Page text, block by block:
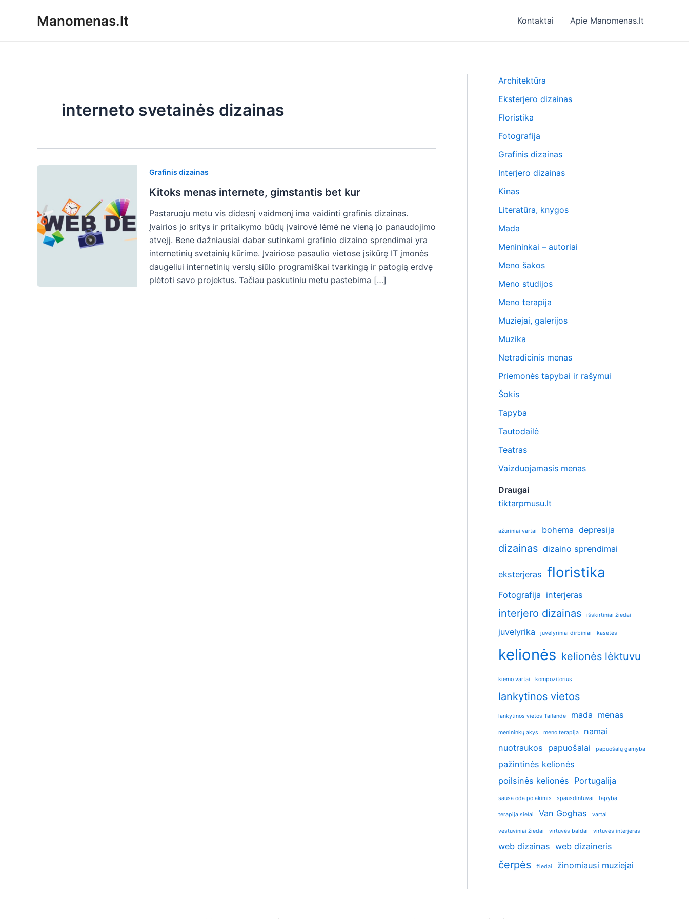
Manomenas.lt Kontaktai Apie Manomenas.lt
interneto svetainės dizainas
Grafinis dizainas
Kitoks menas internete, gimstantis bet kur
Pastaruoju metu vis didesnį vaidmenį ima vaidinti grafinis dizainas.
Įvairios jo sritys ir pritaikymo būdų įvairovė lėmė ne vieną jo panaudojimo
atvejį. Bene dažniausiai dabar sutinkami grafinio dizaino sprendimai yra
internetinių svetainių kūrime. Įvairiose pasaulio vietose įsikūrę IT įmonės
daugeliui internetinių verslų siūlo programiškai tvarkingą ir patogią erdvę
plėtoti savo projektus. Tačiau paskutiniu metu pastebima […]
Architektūra
Eksterjero dizainas
Floristika
Fotografija
Grafinis dizainas
Interjero dizainas
Kinas
Literatūra, knygos
Mada
Menininkai – autoriai
Meno šakos
Meno studijos
Meno terapija
Muziejai, galerijos
Muzika
Netradicinis menas
Priemonės tapybai ir rašymui
Šokis
Tapyba
Tautodailė
Teatras
Vaizduojamasis menas
Draugai
tiktarpmusu.lt
ažūriniai vartai bohema depresija
dizainas dizaino sprendimai
eksterjeras floristika
Fotografija interjeras
interjero dizainas išskirtiniai žiedai
juvelyrika juvelyriniai dirbiniai kasetės
kelionės kelionės lėktuvu
kiemo vartai kompozitorius
lankytinos vietos
lankytinos vietos Tailande mada menas
menininkų akys meno terapija
namai
nuotraukos papuošalai papuošalų gamyba
pažintinės kelionės
poilsinės kelionės Portugalija
sausa oda po akimis spausdintuvai tapyba
terapija sielai Van Goghas vartai
vestuviniai žiedai virtuvės baldai virtuvės interjeras
web dizainas web dizaineris
čerpės žiedai žinomiausi muziejai